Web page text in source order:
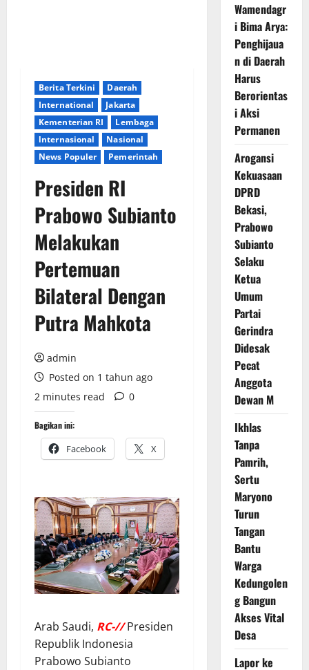
Berita Terkini
Daerah
International
Jakarta
Kementerian RI
Lembaga
lnternasional
Nasional
News Populer
Pemerintah
Presiden RI
Prabowo Subianto
Melakukan
Pertemuan
Bilateral Dengan
Putra Mahkota
admin
Posted on 1 tahun ago
2 minutes read
0
Bagikan ini:
Facebook X
Arab Saudi, RC-//Presiden
Republik Indonesia
Prabowo Subianto
Wamendagr
i Bima Arya:
Penghijaua
n di Daerah
Harus
Berorientas
i Aksi
Permanen
Arogansi
Kekuasaan
DPRD
Bekasi,
Prabowo
Subianto
Selaku
Ketua
Umum
Partai
Gerindra
Didesak
Pecat
Anggota
Dewan M
Ikhlas
Tanpa
Pamrih,
Sertu
Maryono
Turun
Tangan
Bantu
Warga
Kedungolen
g Bangun
Akses Vital
Desa
Lapor ke